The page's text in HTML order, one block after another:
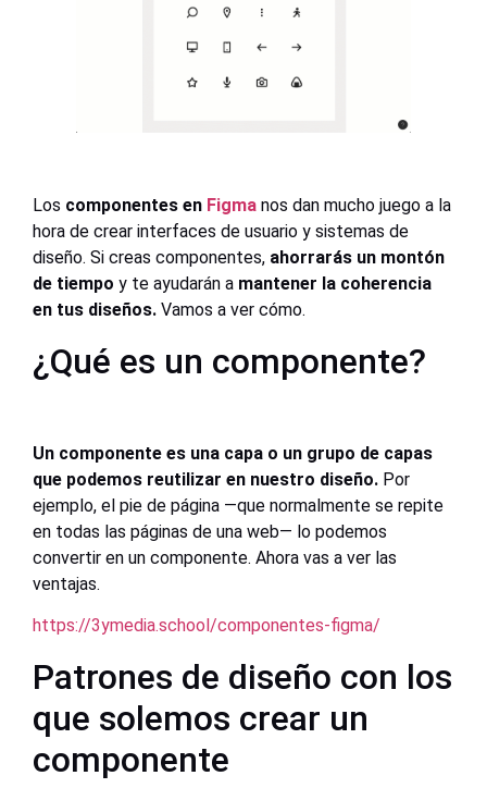
Los componentes en Figma nos dan mucho juego a la
hora de crear interfaces de usuario y sistemas de
diseño. Si creas componentes, ahorrarás un montón
de tiempo y te ayudarán a mantener la coherencia
en tus diseños. Vamos a ver cómo.
¿Qué es un componente?
Un componente es una capa o un grupo de capas
que podemos reutilizar en nuestro diseño. Por
ejemplo, el pie de página —que normalmente se repite
en todas las páginas de una web— lo podemos
convertir en un componente. Ahora vas a ver las
ventajas.
https://3ymedia.school/componentes-figma/
Patrones de diseño con los
que solemos crear un
componente